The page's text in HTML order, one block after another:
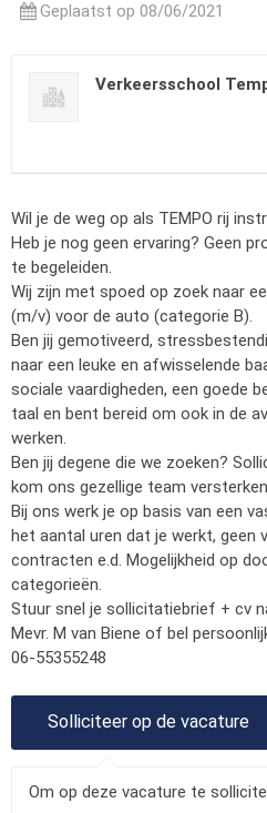
Geplaatst op 08/06/2021
Verkeersschool
Wil je de weg op als TEMPO rij
Heb je nog geen ervaring? Geen
te begeleiden.
Wij zijn met spoed op zoek naar
(m/v) voor de auto (categorie B).
Ben jij gemotiveerd,
naar een leuke en afwisselende
sociale vaardigheden, een goede
taal en bent bereid om ook in de
werken.
Ben jij degene die we zoeken?
kom ons gezellige team
Bij ons werk je op basis van een
het aantal uren dat je werkt, geen
contracten e.d. Mogelijkheid op
categorieën.
Stuur snel je sollicitatiebrief + cv
Mevr. M van Biene of bel
06-55355248
Om op deze vacature te